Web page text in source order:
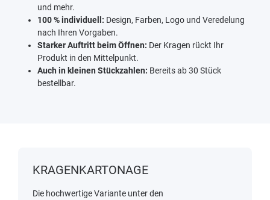
und mehr.
100 % individuell: Design, Farben, Logo und Veredelung
nach Ihren Vorgaben.
Starker Auftritt beim Öffnen: Der Kragen rückt Ihr
Produkt in den Mittelpunkt.
Auch in kleinen Stückzahlen: Bereits ab 30 Stück
bestellbar.
KRAGENKARTONAGE
Die hochwertige Variante unter den